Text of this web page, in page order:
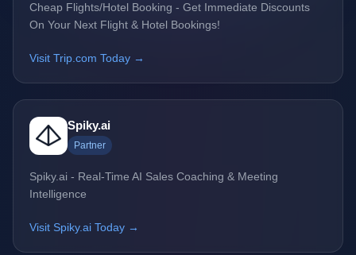
Cheap Flights/Hotel Booking - Get Immediate Discounts
On Your Next Flight & Hotel Bookings!
Visit Trip.com Today →
Spiky.ai
Partner
Spiky.ai - Real-Time AI Sales Coaching & Meeting
Intelligence
Visit Spiky.ai Today →